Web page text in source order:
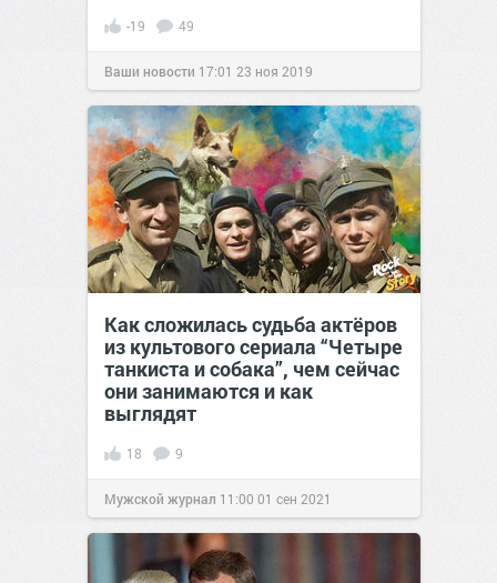
-19 49
Ваши новости 17:01 23 ноя 2019
Как сложилась судьба актёров
из культового сериала “Четыре
танкиста и собака”, чем сейчас
они занимаются и как
выглядят
18 9
Мужской журнал 11:00 01 сен 2021